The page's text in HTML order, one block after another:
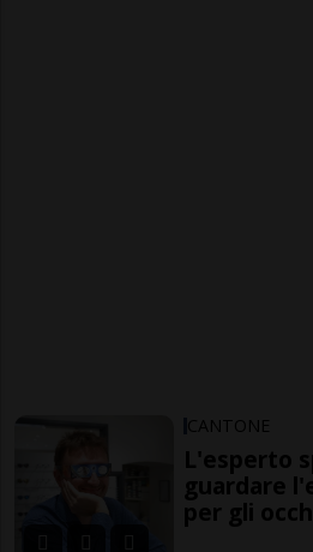
CANTONE
L'esperto
guardare
per gli